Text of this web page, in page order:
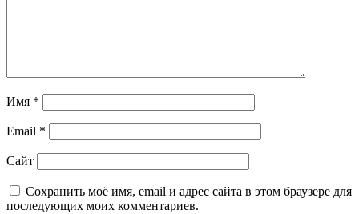
Имя *
Email *
Сайт
Сохранить моё имя, email и адрес сайта в этом браузере для
последующих моих комментариев.